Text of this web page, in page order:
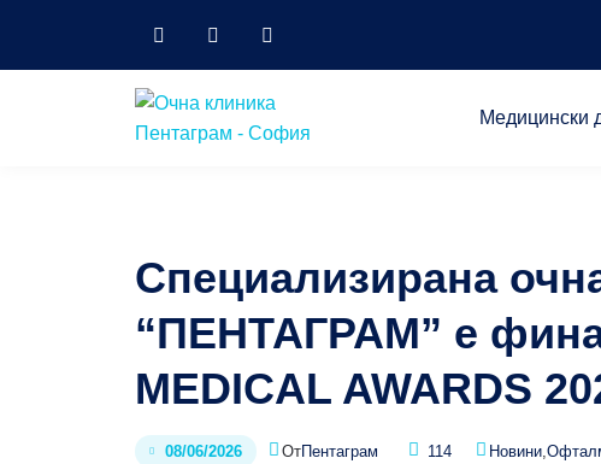
Медицински
Специализирана
“ПЕНТАГРАМ” е
MEDICAL AWARDS
08/06/2026 ОтПентаграм 114 Новини,